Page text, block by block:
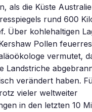
als die Küste
rund 600
Über kohlehaltigen
Pollen
vermutet,
Landstriche
verändert haben.
vieler weltweiter
in den letzten 10